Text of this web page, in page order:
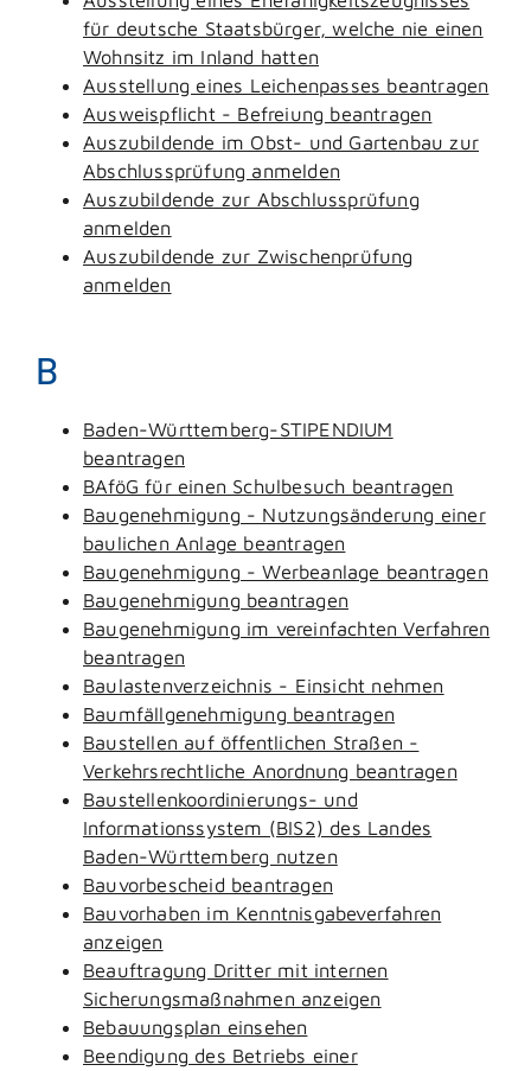
für deutsche Staatsbürger, welche nie einen
Wohnsitz im Inland hatten
Ausstellung eines Leichenpasses beantragen
Ausweispflicht - Befreiung beantragen
Auszubildende im Obst- und Gartenbau zur
Abschlussprüfung anmelden
Auszubildende zur Abschlussprüfung
anmelden
Auszubildende zur Zwischenprüfung
anmelden
B
Baden-Württemberg-STIPENDIUM
beantragen
BAföG für einen Schulbesuch beantragen
Baugenehmigung - Nutzungsänderung einer
baulichen Anlage beantragen
Baugenehmigung - Werbeanlage beantragen
Baugenehmigung beantragen
Baugenehmigung im vereinfachten Verfahren
beantragen
Baulastenverzeichnis - Einsicht nehmen
Baumfällgenehmigung beantragen
Baustellen auf öffentlichen Straßen -
Verkehrsrechtliche Anordnung beantragen
Baustellenkoordinierungs- und
Informationssystem (BIS2) des Landes
Baden-Württemberg nutzen
Bauvorbescheid beantragen
Bauvorhaben im Kenntnisgabeverfahren
anzeigen
Beauftragung Dritter mit internen
Sicherungsmaßnahmen anzeigen
Bebauungsplan einsehen
Beendigung des Betriebs einer